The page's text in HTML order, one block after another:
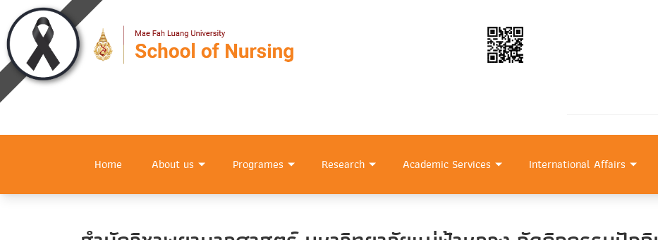
Home About us Programes Research Academic Services International Affairs